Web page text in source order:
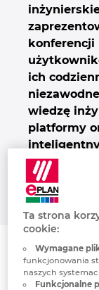
konferencji
ich
wiedzę
platformy
większą
możliwości
Ta strona
cookie:
Wymagane
funkcjonowania
naszych
Funkcjonalne